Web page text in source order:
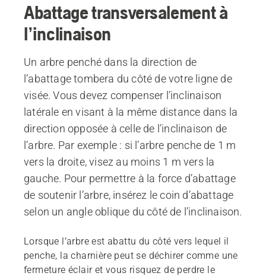
Abattage transversalement à
l’inclinaison
Un arbre penché dans la direction de
l’abattage tombera du côté de votre ligne de
visée. Vous devez compenser l’inclinaison
latérale en visant à la même distance dans la
direction opposée à celle de l’inclinaison de
l’arbre. Par exemple : si l’arbre penche de 1 m
vers la droite, visez au moins 1 m vers la
gauche. Pour permettre à la force d’abattage
de soutenir l’arbre, insérez le coin d’abattage
selon un angle oblique du côté de l’inclinaison.
Lorsque l’arbre est abattu du côté vers lequel il
penche, la charnière peut se déchirer comme une
fermeture éclair et vous risquez de perdre le